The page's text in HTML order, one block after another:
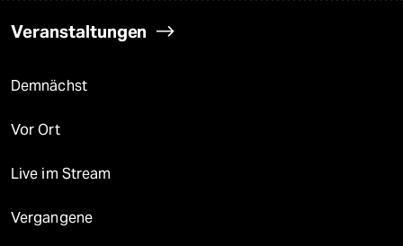
Veranstaltungen
Demnächst
Vor Ort
Live im Stream
Vergangene